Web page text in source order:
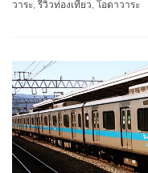
วาระ,รีวิวท่องเที่ยว, โอดาวาระ